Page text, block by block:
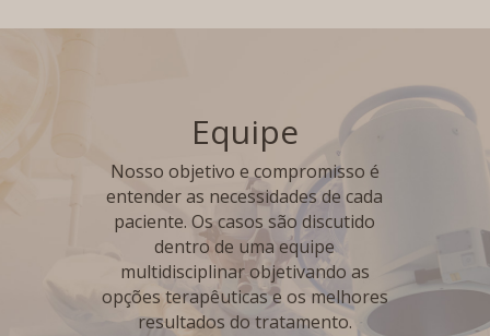
Equipe
Nosso objetivo e compromisso é
entender as necessidades de cada
paciente. Os casos são discutido
dentro de uma equipe
multidisciplinar objetivando as
opções terapêuticas e os melhores
resultados do tratamento.